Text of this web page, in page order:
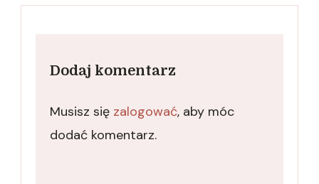
Dodaj komentarz
Musisz się zalogować, aby móc
dodać komentarz.